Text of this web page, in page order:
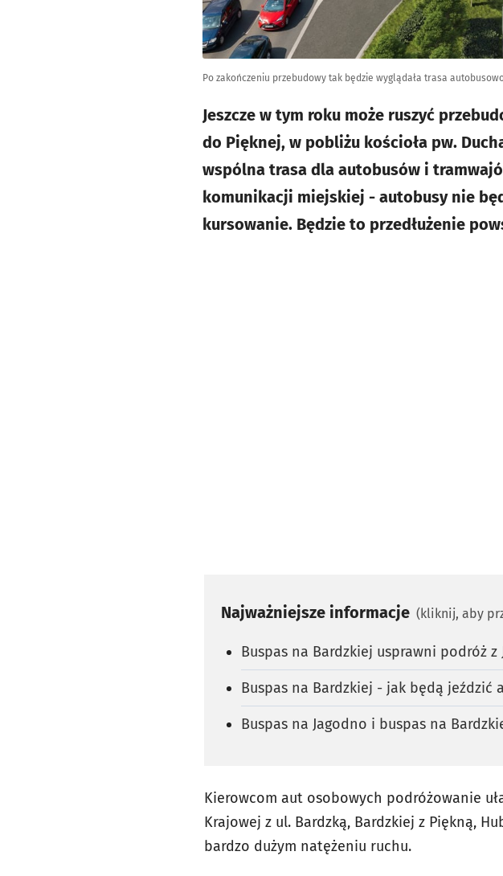
Po zakończeniu przebudowy tak będzie wyglądała trasa
Jeszcze w tym roku może ruszyć
do Pięknej, w pobliżu kościoła pw.
wspólna trasa dla autobusów i
komunikacji miejskiej - autobusy nie
kursowanie. Będzie to przedłużenie
Najważniejsze informacje (kliknij, aby
Buspas na Bardzkiej usprawni podróż z
Buspas na Bardzkiej - jak będą jeździć
Buspas na Jagodno i buspas na
Kierowcom aut osobowych podróżowanie
Krajowej z ul. Bardzką, Bardzkiej z Piękną,
bardzo dużym natężeniu ruchu.